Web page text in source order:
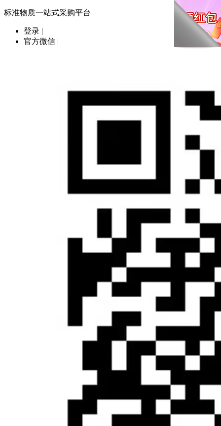
标准物质一站式采购平台
登录 |
官方微信 |